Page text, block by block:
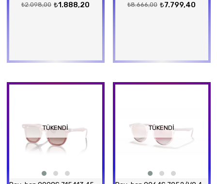
₺1.888,20
₺2.098,00 ₺7.799,40
₺8.666,00
TÜKENDI TÜKENDI